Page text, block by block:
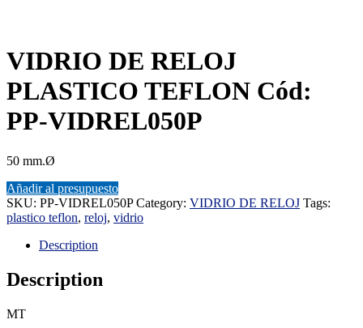
VIDRIO DE RELOJ
PLASTICO TEFLON Cód:
PP-VIDREL050P
50 mm.Ø
Añadir al presupuesto
SKU: PP-VIDREL050P Category: VIDRIO DE RELOJ Tags:
plastico teflon, reloj, vidrio
Description
Description
MT